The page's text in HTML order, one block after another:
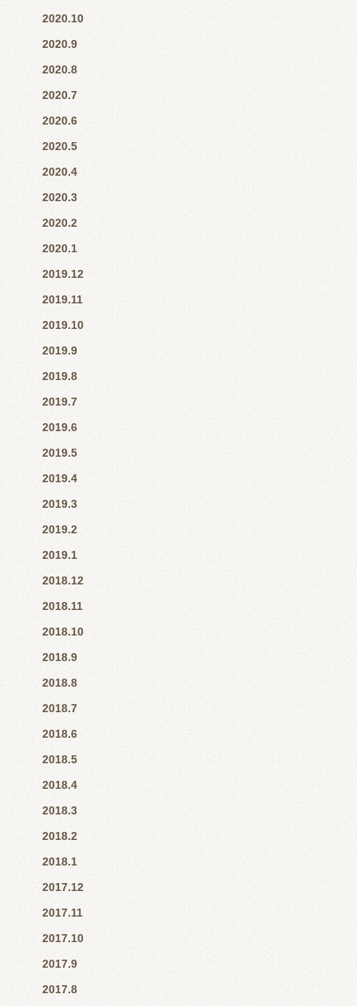
2020.10
2020.9
2020.8
2020.7
2020.6
2020.5
2020.4
2020.3
2020.2
2020.1
2019.12
2019.11
2019.10
2019.9
2019.8
2019.7
2019.6
2019.5
2019.4
2019.3
2019.2
2019.1
2018.12
2018.11
2018.10
2018.9
2018.8
2018.7
2018.6
2018.5
2018.4
2018.3
2018.2
2018.1
2017.12
2017.11
2017.10
2017.9
2017.8